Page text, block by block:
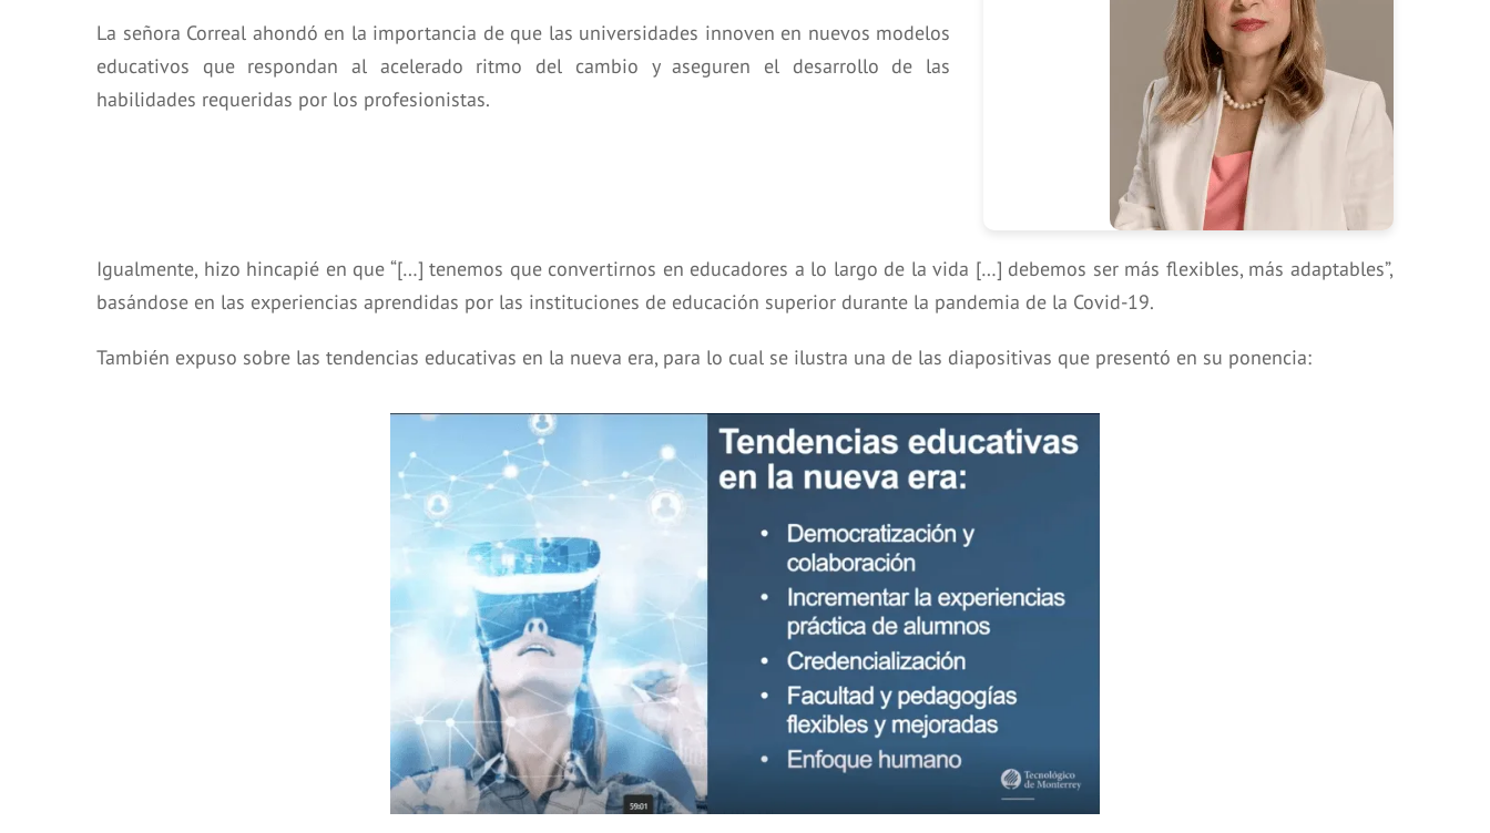
La señora Correal ahondó en la importancia de que las universidades innoven en nuevos modelos
educativos que respondan al acelerado ritmo del cambio y aseguren el desarrollo de las
habilidades requeridas por los profesionistas.
Igualmente, hizo hincapié en que “[…] tenemos que convertirnos en educadores a lo largo de la vida […] debemos ser más flexibles, más adaptables”,
basándose en las experiencias aprendidas por las instituciones de educación superior durante la pandemia de la Covid-19.
También expuso sobre las tendencias educativas en la nueva era, para lo cual se ilustra una de las diapositivas que presentó en su ponencia: